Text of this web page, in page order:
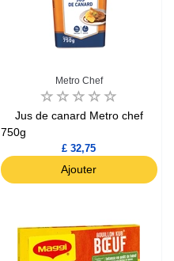
Metro Chef
Jus de canard Metro chef
750g
£ 32,75
Ajouter